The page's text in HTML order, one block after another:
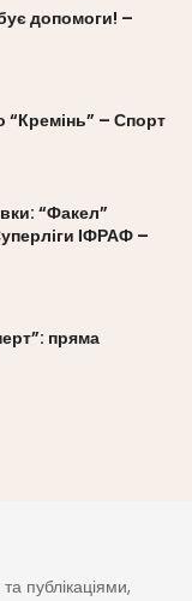
допомоги! –
“Кремінь” – Спорт
“Факел”
ІФРАФ –
пряма
публікаціями,